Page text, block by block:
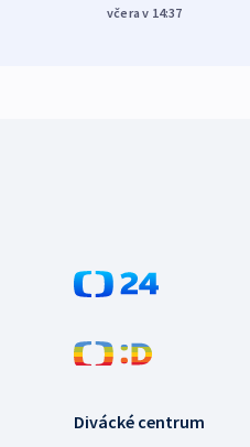
včera v 14:37
Divácké centrum